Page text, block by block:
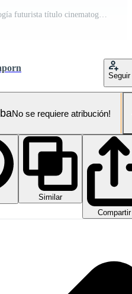
gestión de riesgos ciencia tecnología futurista título cinematográfico fondo Vídeo Pro
Seguir
No se requiere atribución!
Similar
Compartir